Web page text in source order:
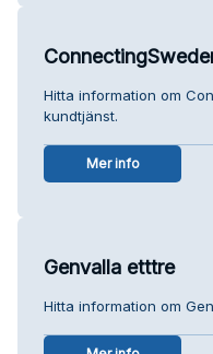
Hitta information om
kundtjänst.
Mer info
Genvalla etttre
Hitta information om